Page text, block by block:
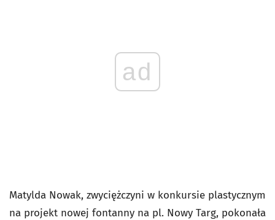
ad
Matylda Nowak, zwyciężczyni w konkursie plastycznym
na projekt nowej fontanny na pl. Nowy Targ, pokonała